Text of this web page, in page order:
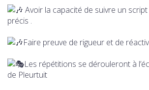
Avoir la capacité de suivre un
précis .
Faire preuve de rigueur et de
Les répétitions se dérouleront à
de Pleurtuit